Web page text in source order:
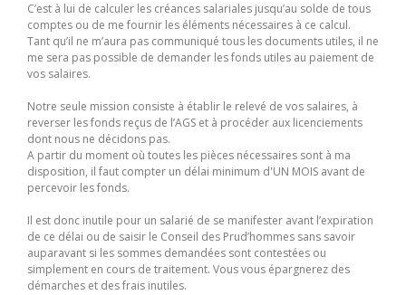
C’est à lui de calculer les créances salariales jusqu’au solde de tous
comptes ou de me fournir les éléments nécessaires à ce calcul.
Tant qu’il ne m’aura pas communiqué tous les documents utiles, il ne
me sera pas possible de demander les fonds utiles au paiement de
vos salaires.
Notre seule mission consiste à établir le relevé de vos salaires, à
reverser les fonds reçus de l’AGS et à procéder aux licenciements
dont nous ne décidons pas.
A partir du moment où toutes les pièces nécessaires sont à ma
disposition, il faut compter un délai minimum d'UN MOIS avant de
percevoir les fonds.
Il est donc inutile pour un salarié de se manifester avant l’expiration
de ce délai ou de saisir le Conseil des Prud’hommes sans savoir
auparavant si les sommes demandées sont contestées ou
simplement en cours de traitement. Vous vous épargnerez des
démarches et des frais inutiles.